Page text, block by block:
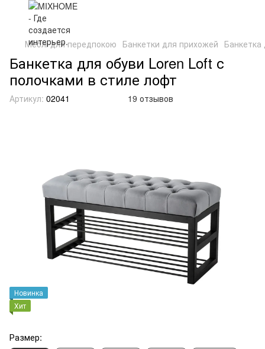
Меблі для передпокою Банкетки для прихожей
Банкетка для обуви Loren Loft с
полочками в стиле лофт
Артикул: 02041 19 отзывов
Новинка
Хит
Размер: